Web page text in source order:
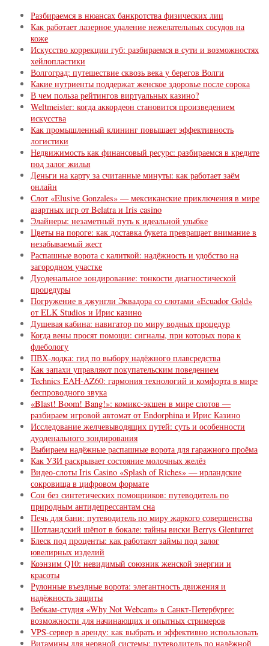
Разбираемся в нюансах банкротства физических лиц
Как работает лазерное удаление нежелательных сосудов на
коже
Искусство коррекции губ: разбираемся в сути и возможностях
хейлопластики
Волгоград: путешествие сквозь века у берегов Волги
Какие нутриенты поддержат женское здоровье после сорока
В чем польза рейтингов виртуальных казино?
Weltmeister: когда аккордеон становится произведением
искусства
Как промышленный клининг повышает эффективность
логистики
Недвижимость как финансовый ресурс: разбираемся в кредите
под залог жилья
Деньги на карту за считанные минуты: как работает заём
онлайн
Слот «Elusive Gonzales» — мексиканские приключения в мире
азартных игр от Belatra и Iris casino
Элайнеры: незаметный путь к идеальной улыбке
Цветы на пороге: как доставка букета превращает внимание в
незабываемый жест
Распашные ворота с калиткой: надёжность и удобство на
загородном участке
Дуоденальное зондирование: тонкости диагностической
процедуры
Погружение в джунгли Эквадора со слотами «Ecuador Gold»
от ELK Studios и Ирис казино
Душевая кабина: навигатор по миру водных процедур
Когда вены просят помощи: сигналы, при которых пора к
флебологу
ПВХ-лодка: гид по выбору надёжного плавсредства
Как запахи управляют покупательским поведением
Technics EAH-AZ60: гармония технологий и комфорта в мире
беспроводного звука
«Blast! Boom! Bang!»: комикс-экшен в мире слотов —
разбираем игровой автомат от Endorphina и Ирис Казино
Исследование желчевыводящих путей: суть и особенности
дуоденального зондирования
Выбираем надёжные распашные ворота для гаражного проёма
Как УЗИ раскрывает состояние молочных желёз
Видео-слоты Iris Сasino «Splash of Riches» — ирландские
сокровища в цифровом формате
Сон без синтетических помощников: путеводитель по
природным антидепрессантам сна
Печь для бани: путеводитель по миру жаркого совершенства
Шотландский шёпот в бокале: тайны виски Berrys Glenturret
Блеск под проценты: как работают займы под залог
ювелирных изделий
Коэнзим Q10: невидимый союзник женской энергии и
красоты
Рулонные въездные ворота: элегантность движения и
надёжность защиты
Вебкам-студия «Why Not Webcam» в Санкт-Петербурге:
возможности для начинающих и опытных стримеров
VPS-сервер в аренду: как выбрать и эффективно использовать
Витамины для нервной системы: путеводитель по надёжной